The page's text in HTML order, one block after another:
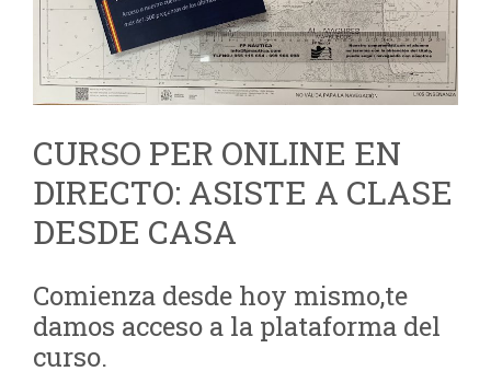
CURSO PER ONLINE EN
DIRECTO: ASISTE A CLASE
DESDE CASA
Comienza desde hoy mismo,te
damos acceso a la plataforma del
curso.